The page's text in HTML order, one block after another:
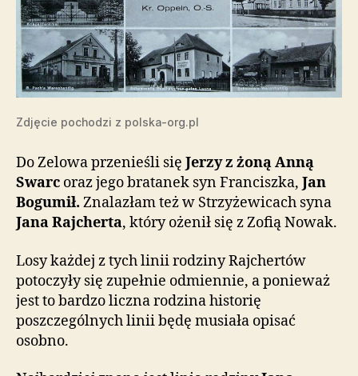
Zdjęcie pochodzi z polska-org.pl
Do Zelowa przenieśli się Jerzy z żoną Anną
Swarc oraz jego bratanek syn Franciszka, Jan
Bogumił. Znalazłam też w Strzyżewicach syna
Jana Rajcherta, który ożenił się z Zofią Nowak.
Losy każdej z tych linii rodziny Rajchertów
potoczyły się zupełnie odmiennie, a ponieważ
jest to bardzo liczna rodzina historię
poszczególnych linii będę musiała opisać
osobno.